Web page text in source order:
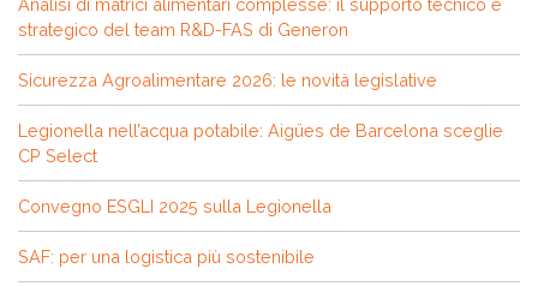
strategico del team R&D-FAS di Generon
Sicurezza Agroalimentare 2026: le novità legislative
Legionella nell’acqua potabile: Aigües de Barcelona sceglie
CP Select
Convegno ESGLI 2025 sulla Legionella
SAF: per una logistica più sostenibile